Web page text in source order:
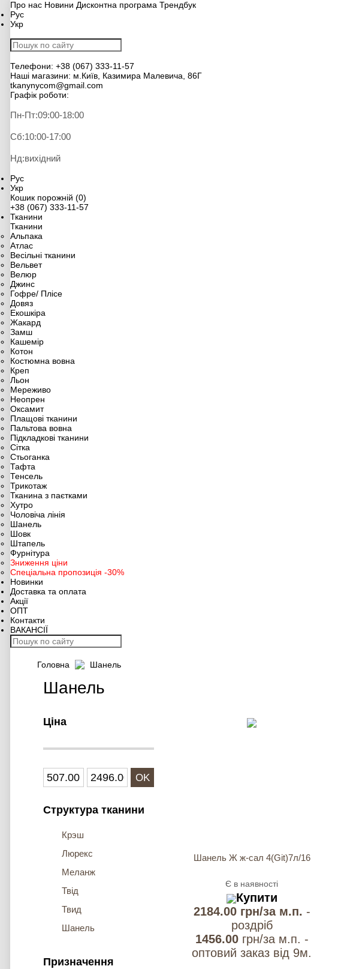
Про нас Новини Дисконтна програма Трендбук
Рус
Укр
Телефони: +38 (067) 333-11-57
Наші магазини: м.Київ, Казимира Малевича, 86Г
tkanynycom@gmail.com
Графік роботи:
Пн-Пт:09:00-18:00
Сб:10:00-17:00
Нд:вихідний
Рус
Укр
Кошик порожній (0)
+38 (067) 333-11-57
Тканини
Тканини
Альпака
Атлас
Весільні тканини
Вельвет
Велюр
Джинс
Гофре/ Плісе
Довяз
Екошкіра
Жакард
Замш
Кашемір
Котон
Костюмна вовна
Креп
Льон
Мереживо
Неопрен
Оксамит
Плащові тканини
Пальтова вовна
Підкладкові тканини
Сітка
Стьоганка
Тафта
Тенсель
Трикотаж
Тканина з паєтками
Хутро
Чоловіча лінія
Шанель
Шовк
Штапель
Фурнітура
Зниження ціни
Спеціальна пропозиція -30%
Новинки
Доставка та оплата
Акції
ОПТ
Контакти
ВАКАНСІЇ
Головна Шанель
Шанель
Ціна
OK
Структура тканини
Крэш
Люрекс
Меланж
Твід
Твид
Шанель
Призначення
Шанель Ж ж-сал 4(Git)7л/16
Є в наявності
Купити
2184.00 грн/за м.п. -
роздрiб
1456.00 грн/за м.п. -
оптовий заказ вiд 9м.